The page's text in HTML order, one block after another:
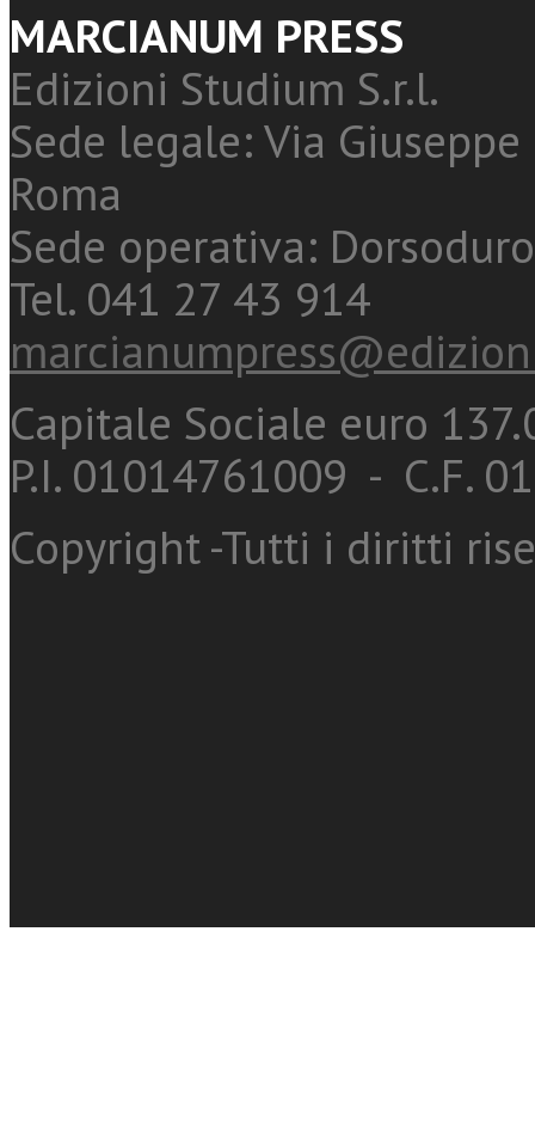
MARCIANUM PRESS
Edizioni Studium S.r.l.
Sede legale: Via
Roma
Sede operativa:
Tel. 041 27 43 914
Capitale Sociale euro
P.I. 01014761009 - C.F.
Copyright -Tutti i diritti